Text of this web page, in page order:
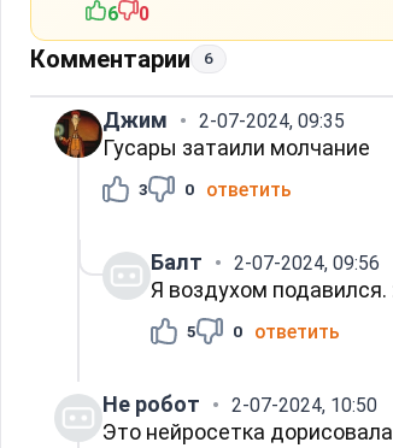
6 0
Комментарии 6
Джим 2-07-2024, 09:35
Гусары затаили молчание
3 0 ответить
Балт 2-07-2024, 09:56
Я воздухом подавился.
5 0 ответить
Не робот 2-07-2024, 10:50
Это нейросетка